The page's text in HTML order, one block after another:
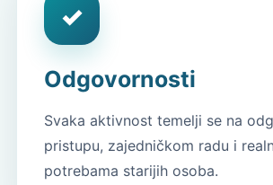
✓
Odgovornosti
Svaka aktivnost temelji se na
pristupu, zajedničkom radu i
potrebama starijih osoba.